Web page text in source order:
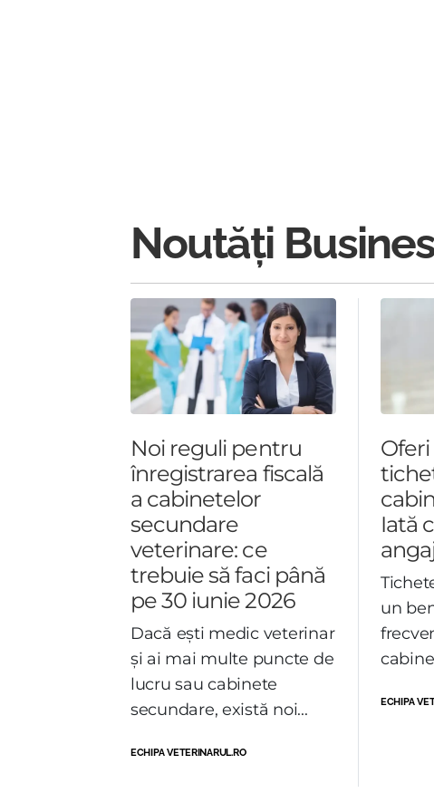
Noutăți
Noi reguli pentru
înregistrarea fiscală
a cabinetelor
secundare
veterinare: ce
trebuie să faci până
pe 30 iunie 2026
Dacă ești medic veterinar
și ai mai multe puncte de
lucru sau cabinete
secundare, există noi...
ECHIPA VETERINARUL.RO
Iată
un
ECHIPA